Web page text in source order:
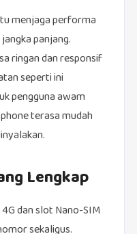
menjaga performa
panjang.
ringan dan responsif
seperti ini
pengguna awam
terasa mudah
Lengkap
dan slot Nano-SIM
sekaligus.